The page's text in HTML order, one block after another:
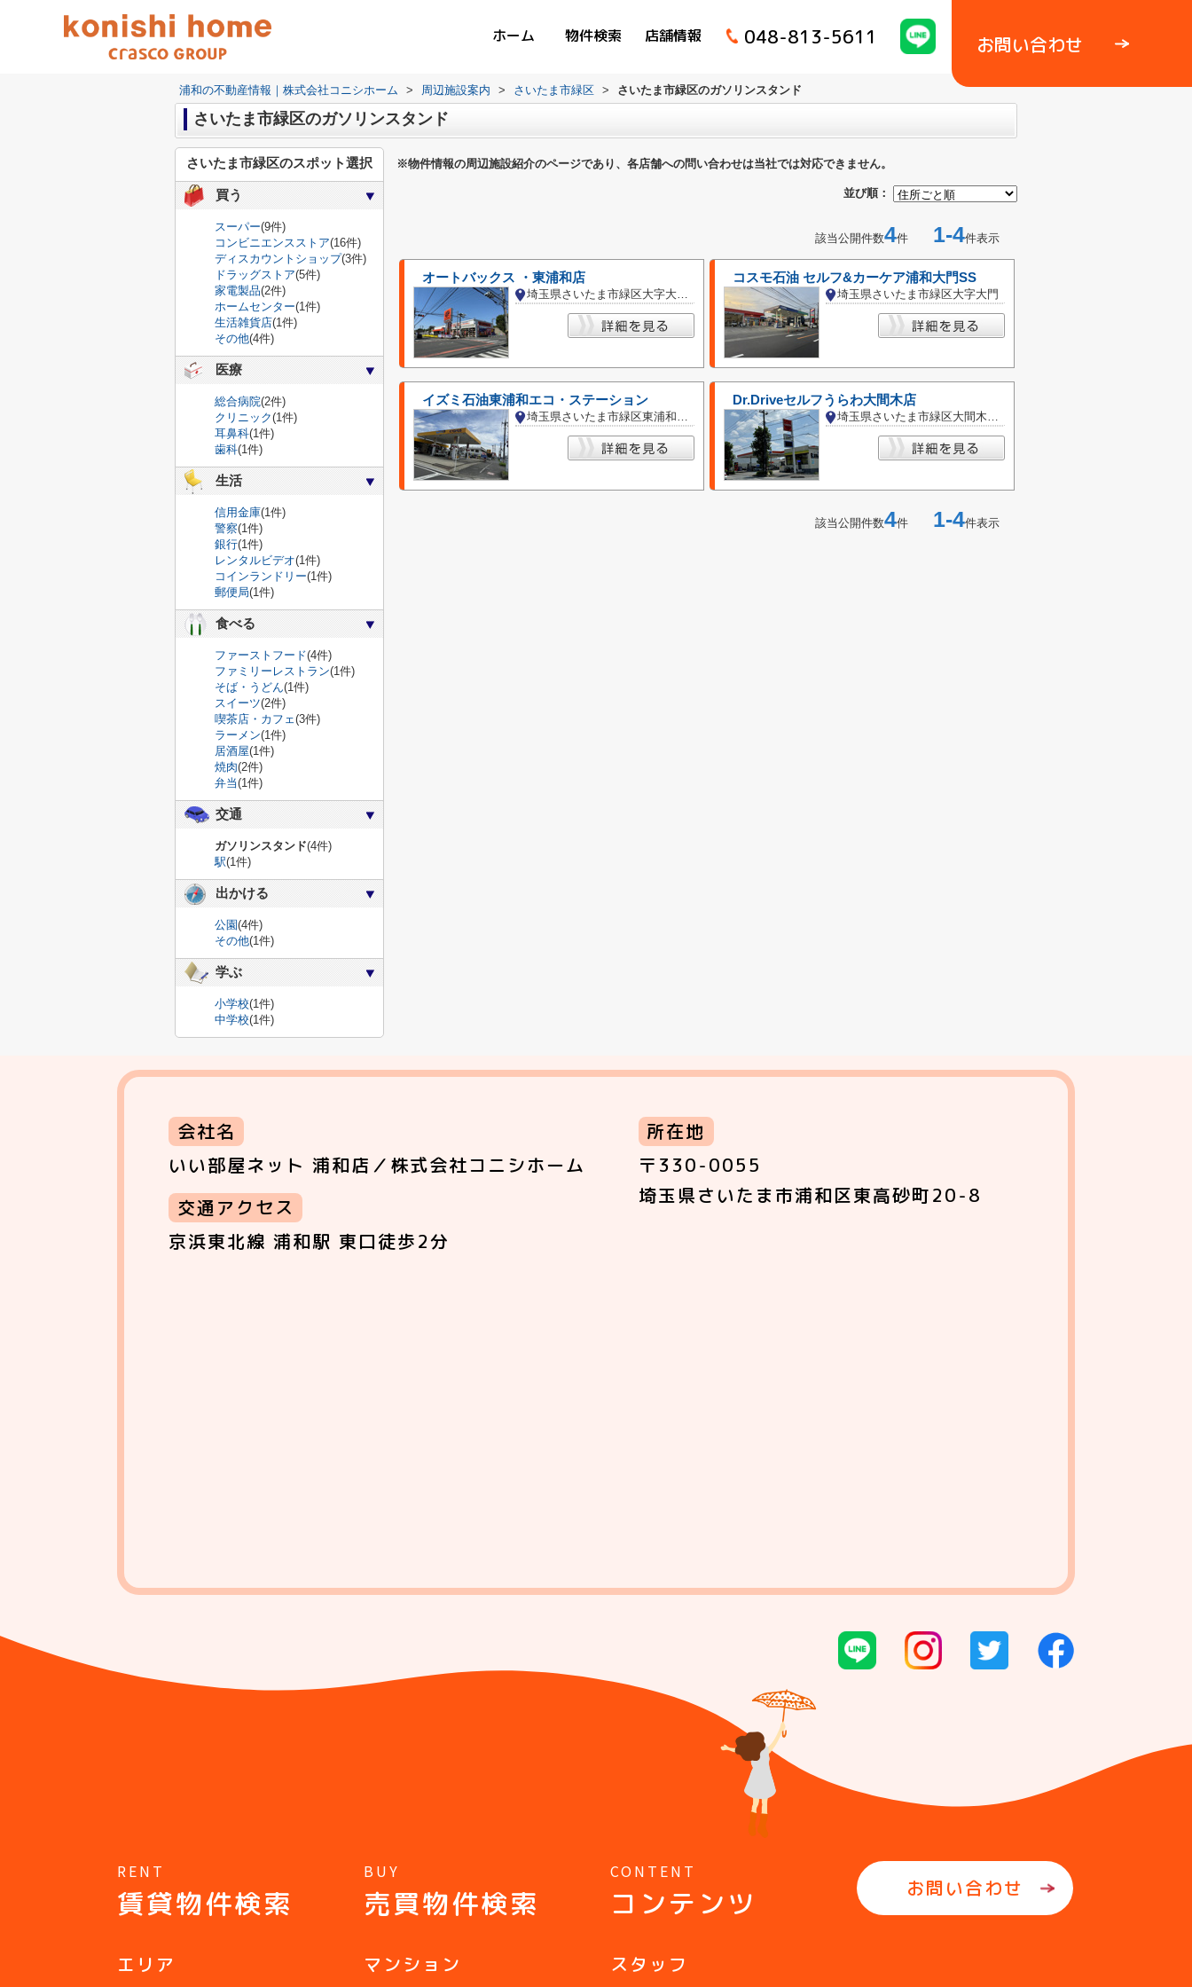
ホーム 物件検索 店舗情報 048-813-5611 お問い合わせ
浦和の不動産情報｜株式会社コニシホーム > 周辺施設案内 > さいたま市緑区 > さいたま市緑区のガソリンスタンド
さいたま市緑区のガソリンスタンド
※物件情報の周辺施設紹介のページであり、各店舗への問い合わせは当社では対応できません。
並び順：
該当公開件数4件 1-4件表示
オートバックス ・東浦和店
埼玉県さいたま市緑区大字大間木
コスモ石油 セルフ&カーケア浦和大門SS
埼玉県さいたま市緑区大字大門
イズミ石油東浦和エコ・ステーション
埼玉県さいたま市緑区東浦和７丁目
Dr.Driveセルフうらわ大間木店
埼玉県さいたま市緑区大間木２丁目
該当公開件数4件 1-4件表示
さいたま市緑区のスポット選択
買う
スーパー(9件)
コンビニエンスストア(16件)
ディスカウントショップ(3件)
ドラッグストア(5件)
家電製品(2件)
ホームセンター(1件)
生活雑貨店(1件)
その他(4件)
医療
総合病院(2件)
クリニック(1件)
耳鼻科(1件)
歯科(1件)
生活
信用金庫(1件)
警察(1件)
銀行(1件)
レンタルビデオ(1件)
コインランドリー(1件)
郵便局(1件)
食べる
ファーストフード(4件)
ファミリーレストラン(1件)
そば・うどん(1件)
スイーツ(2件)
喫茶店・カフェ(3件)
ラーメン(1件)
居酒屋(1件)
焼肉(2件)
弁当(1件)
交通
ガソリンスタンド(4件)
駅(1件)
出かける
公園(4件)
その他(1件)
学ぶ
小学校(1件)
中学校(1件)
会社名
いい部屋ネット 浦和店／株式会社コニシホーム
交通アクセス
京浜東北線 浦和駅 東口徒歩2分
所在地
〒330-0055
埼玉県さいたま市浦和区東高砂町20-8
RENT
賃貸物件検索
エリア
BUY
売買物件検索
マンション
CONTENT
コンテンツ
スタッフ
お問い合わせ